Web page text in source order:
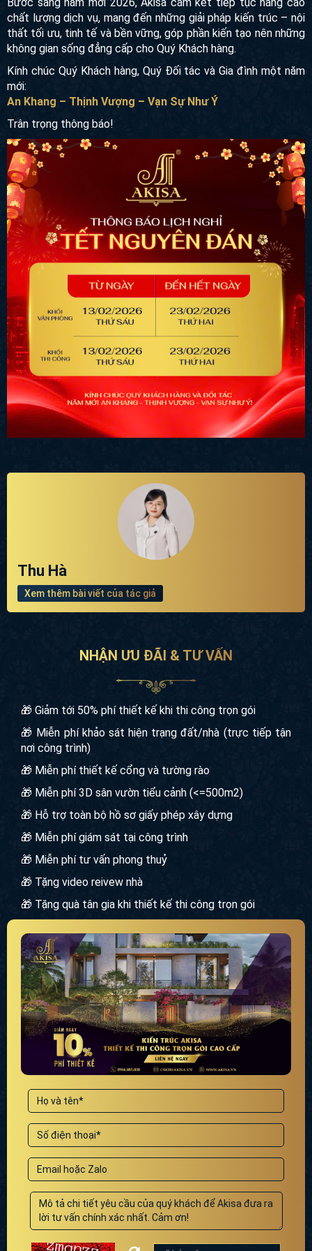
chất lượng dịch vụ, mang đến những giải pháp kiến trúc – nội
thất tối ưu, tinh tế và bền vững, góp phần kiến tạo nên những
không gian sống đẳng cấp cho Quý Khách hàng.
Kính chúc Quý Khách hàng, Quý Đối tác và Gia đình một năm
mới:
An Khang – Thịnh Vượng – Vạn Sự Như Ý
Trân trọng thông báo!
Thu Hà
Xem thêm bài viết của tác giả
NHẬN ƯU ĐÃI & TƯ VẤN
🎁 Giảm tới 50% phí thiết kế khi thi công trọn gói
🎁 Miễn phí khảo sát hiện trạng đất/nhà (trực tiếp tận
nơi công trình)
🎁 Miễn phí thiết kế cổng và tường rào
🎁 Miễn phí 3D sân vườn tiểu cảnh (<=500m2)
🎁 Hỗ trợ toàn bộ hồ sơ giấy phép xây dựng
🎁 Miễn phí giám sát tại công trình
🎁 Miễn phí tư vấn phong thuỷ
🎁 Tặng video reivew nhà
🎁 Tặng quà tân gia khi thiết kế thi công trọn gói